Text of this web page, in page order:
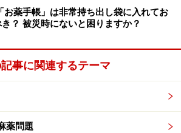
わざ皮膚を通過させて体内に届ける
きわめてまれです。だからこそ、ほ
しくは注射で用いられているので
ように、シャンプーなどの成分が皮
り子宮だけに溜まるということは科
お薬手帳」は非常持ち出し袋に入れてお
き？ 被災時にないと困りますか？
事に関連するテーマ
薬問題